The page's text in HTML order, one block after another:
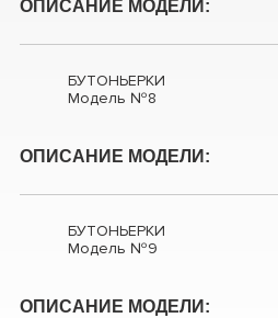
ОПИСАНИЕ МОДЕЛИ:
БУТОНЬЕРКИ
Модель №8
ОПИСАНИЕ МОДЕЛИ:
БУТОНЬЕРКИ
Модель №9
ОПИСАНИЕ МОДЕЛИ: